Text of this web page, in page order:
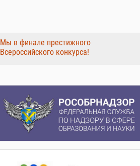
Мы в финале престижного
Всероссийского конкурса!